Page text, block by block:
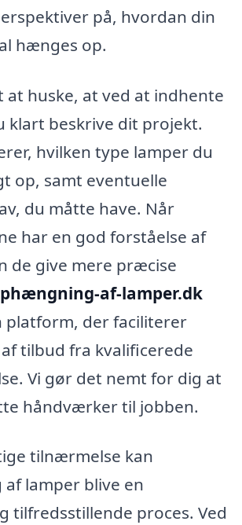
på, hvordan din
hænges op.
at huske, at ved at indhente
klart beskrive dit projekt.
hvilken type lamper du
op, samt eventuelle
du måtte have. Når
har en god forståelse af
de give mere præcise
af-lamper.dk
platform, der faciliterer
tilbud fra kvalificerede
Vi gør det nemt for dig at
håndværker til jobben.
tilnærmelse kan
lamper blive en
tilfredsstillende proces. Ved